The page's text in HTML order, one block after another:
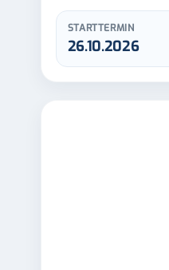
STARTTERMIN
26.10.2026